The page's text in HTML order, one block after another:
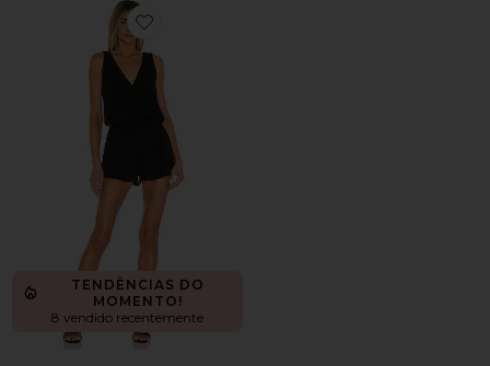
Favorite Draped Romper
TENDÊNCIAS DO
MOMENTO!
8 vendido recentemente